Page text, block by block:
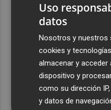
Uso
datos
Nosotros y nuestros
cookies y
almacenar y
dispositivo y
como su dirección
y datos de